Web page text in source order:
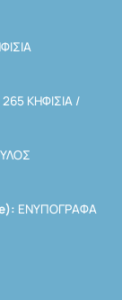
ΚΗΦΙΣΙΑ /
ΕΝΥΠΟΓΡΑΦΑ